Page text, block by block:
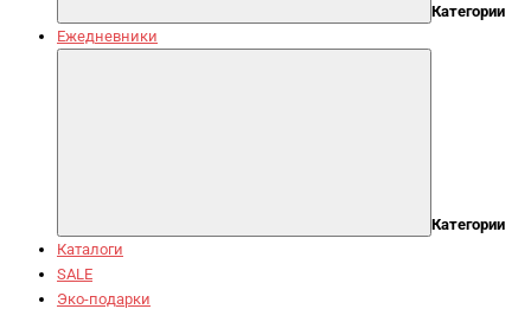
Категории
Ежедневники
Категории
Каталоги
SALE
Эко-подарки